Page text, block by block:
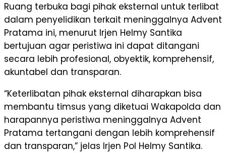
Ruang terbuka bagi pihak eksternal untuk terlibat
dalam penyelidikan terkait meninggalnya Advent
Pratama ini, menurut Irjen Helmy Santika
bertujuan agar peristiwa ini dapat ditangani
secara lebih profesional, obyektik, komprehensif,
akuntabel dan transparan.
“Keterlibatan pihak eksternal diharapkan bisa
membantu timsus yang diketuai Wakapolda dan
harapannya peristiwa meninggalnya Advent
Pratama tertangani dengan lebih komprehensif
dan transparan,” jelas Irjen Pol Helmy Santika.